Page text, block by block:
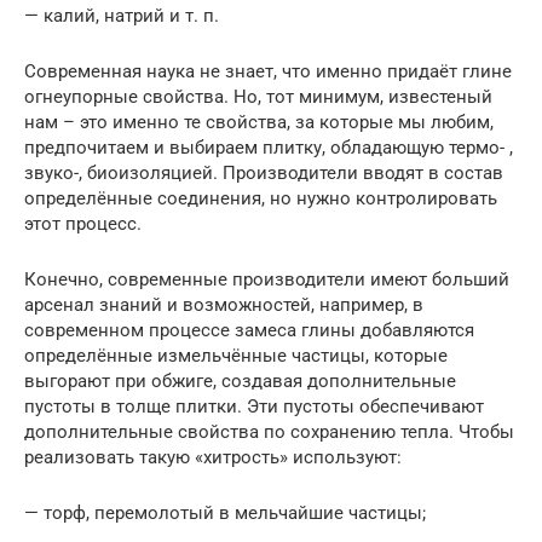
— калий, натрий и т. п.
Современная наука не знает, что именно придаёт глине
огнеупорные свойства. Но, тот минимум, известеный
нам – это именно те свойства, за которые мы любим,
предпочитаем и выбираем плитку, обладающую термо- ,
звуко-, биоизоляцией. Производители вводят в состав
определённые соединения, но нужно контролировать
этот процесс.
Конечно, современные производители имеют больший
арсенал знаний и возможностей, например, в
современном процессе замеса глины добавляются
определённые измельчённые частицы, которые
выгорают при обжиге, создавая дополнительные
пустоты в толще плитки. Эти пустоты обеспечивают
дополнительные свойства по сохранению тепла. Чтобы
реализовать такую «хитрость» используют:
— торф, перемолотый в мельчайшие частицы;